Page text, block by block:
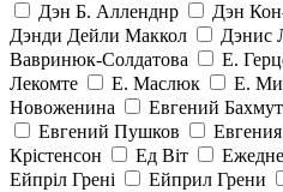
Дэн Б. Алленднр
Дэн
Дэнди Дейли Маккол
Дэнис
Вавринюк-Солдатова
Е.
Лекомте
Е. Маслюк Е.
Новоженина
Евгений
Евгений Пушков
Крістенсон
Ед Віт
Ейпріл Грені
Ейприл Грени